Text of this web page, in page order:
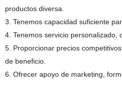
productos diversa
3. Tenemoscapacidad suficiente
4. Tenemos servicio personalizado,
5. Proporcionar precios
de beneficio.
6. Ofrecer apoyo de marketing,